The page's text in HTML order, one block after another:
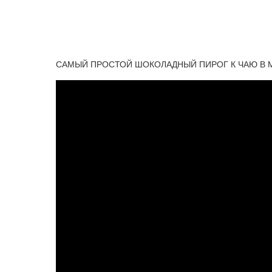
САМЫЙ ПРОСТОЙ ШОКОЛАДНЫЙ ПИРОГ К ЧАЮ В